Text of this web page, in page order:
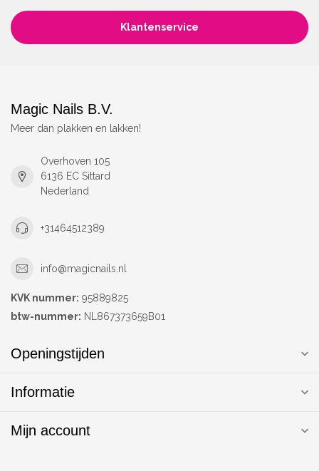
Klantenservice
Magic Nails B.V.
Meer dan plakken en lakken!
Overhoven 105
6136 EC Sittard
Nederland
+31464512389
info@magicnails.nl
KVK nummer: 95889825
btw-nummer: NL867373659B01
Openingstijden
Informatie
Mijn account